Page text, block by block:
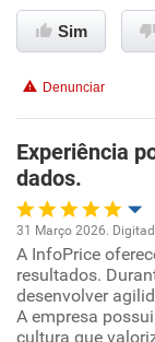
Benefícios
Sim
Denunciar
Experiência
dados.
Oportunidade
Ambiente de
31 Março 2026.
A InfoPrice
resultados.
desenvolver
A empresa
cultura que